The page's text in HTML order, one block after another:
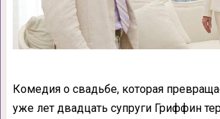
Комедия о свадьбе, которая
уже лет двадцать супруги Гриффин